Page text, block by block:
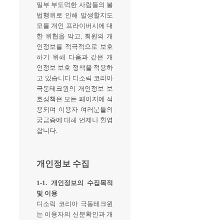
일부 부도덕한 사람들의 불
법행위로 인해 발생할지도
모를 개인 프라이버시에 대
한 위협을 막고, 회원의 개
인정보를 적극적으로 보호
하기 위해 다음과 같은 개
인정보 보호 정책을 적용하
고 있습니다.디소릭 코리아
극동테크윈의 개인정보 보
호정책은 모든 페이지에 적
용되며 이용자 여러분들의
궁금증에 대해 언제나 환영
합니다.
개인정보 수집
1-1. 개인정보의 수집목적
및 이용
디소릭 코리아 극동테크윈
는 이용자의 신분확인과 개